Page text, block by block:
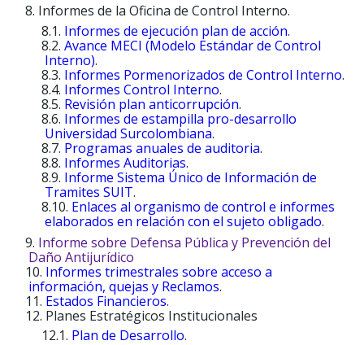
Informes de la Oficina de Control Interno.
Informes de ejecución plan de acción.
Avance MECI (Modelo Estándar de Control
Interno).
Informes Pormenorizados de Control Interno.
Informes Control Interno.
Revisión plan anticorrupción.
Informes de estampilla pro-desarrollo
Universidad Surcolombiana.
Programas anuales de auditoria.
Informes Auditorias.
Informe Sistema Único de Información de
Tramites SUIT.
Enlaces al organismo de control e informes
elaborados en relación con el sujeto obligado.
Informe sobre Defensa Pública y Prevención del
Daño Antijurí​dico
Informe​s trimestrales sobre acceso a
información, quejas y Reclamos.
Estados Financieros.
Planes Estratégicos Institucionales
Plan de Desarrollo.